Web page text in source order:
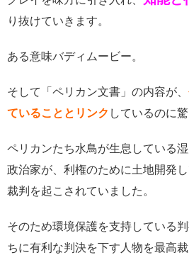
り抜けていきます。
ある意味バディムービー。
そして「ペリカン文書」の内容が、
ていることとリンク しているのに驚
ペリカンたち水鳥が生息している
政治家が、利権のために土地開発
裁判を起こされていました。
そのため環境保護を支持している
ちに有利な判決を下す人物を最高